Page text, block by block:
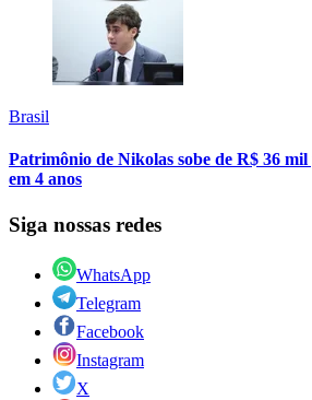
Brasil
Patrimônio de Nikolas sobe de R$ 36
em 4 anos
Siga nossas redes
WhatsApp
Telegram
Facebook
Instagram
X